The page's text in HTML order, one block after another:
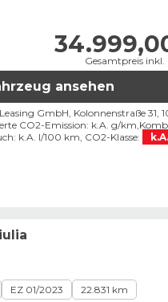
Gesamtpreis inkl.
ansehen
GmbH, Kolonnenstraße 31,
CO2-Emission: k.A. g/km,
k.A. l/100 km, CO2-Klasse: k.A.
EZ 01/2023 22.831 km